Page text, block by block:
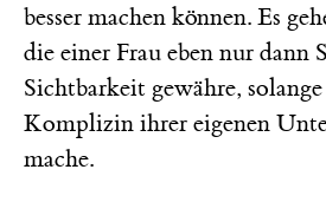
besser machen können. Es
die einer Frau eben nur dann
Sichtbarkeit gewähre,
Komplizin ihrer eigenen
mache.